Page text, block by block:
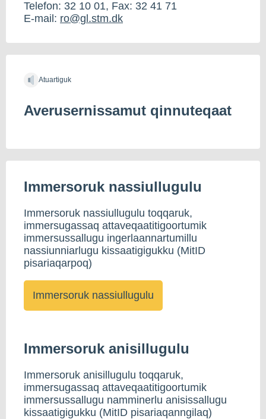
Telefon: 32 10 01, Fax: 32 41 71
E-mail: ro@gl.stm.dk
Atuartiguk
Averusernissamut qinnuteqaat
Immersoruk nassiullugulu
Immersoruk nassiullugulu toqqaruk,
immersugassaq attaveqaatitigoortumik
immersussallugu ingerlaannartumillu
nassiunniarlugu kissaatigigukku (MitID
pisariaqarpoq)
Immersoruk anisillugulu
Immersoruk anisillugulu toqqaruk,
immersugassaq attaveqaatitigoortumik
immersussallugu namminerlu anisissallugu
kissaatigigukku (MitID pisariaqanngilaq)